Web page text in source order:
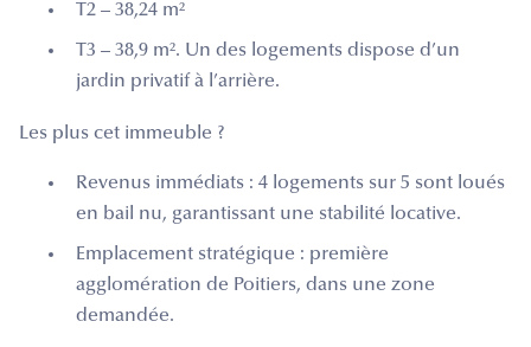
T2 – 38,24 m²
T3 – 38,9 m². Un des logements dispose d’un
jardin privatif à l’arrière.
Les plus cet immeuble ?
Revenus immédiats : 4 logements sur 5 sont loués
en bail nu, garantissant une stabilité locative.
Emplacement stratégique : première
agglomération de Poitiers, dans une zone
demandée.